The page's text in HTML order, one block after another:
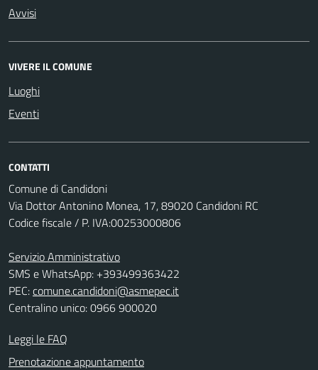
Avvisi
VIVERE IL COMUNE
Luoghi
Eventi
CONTATTI
Comune di Candidoni
Via Dottor Antonino Monea, 17, 89020 Candidoni RC
Codice fiscale / P. IVA:00253000806
Servizio Amministrativo
SMS e WhatsApp: +393499363422
PEC:comune.candidoni@asmepec.it
Centralino unico: 0966 900020
Leggi le FAQ
Prenotazione appuntamento